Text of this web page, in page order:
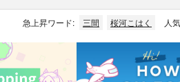
急上昇ワード: 三間 桜河こはく 人